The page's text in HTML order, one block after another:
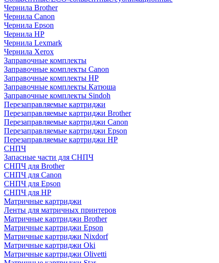
Чернила Brother
Чернила Canon
Чернила Epson
Чернила HP
Чернила Lexmark
Чернила Xerox
Заправочные комплекты
Заправочные комплекты Canon
Заправочные комплекты HP
Заправочные комплекты Катюша
Заправочные комплекты Sindoh
Перезаправляемые картриджи
Перезаправляемые картриджи Brother
Перезаправляемые картриджи Canon
Перезаправляемые картриджи Epson
Перезаправляемые картриджи HP
СНПЧ
Запасные части для СНПЧ
СНПЧ для Brother
СНПЧ для Canon
СНПЧ для Epson
СНПЧ для HP
Матричные картриджи
Ленты для матричных принтеров
Матричные картриджи Brother
Матричные картриджи Epson
Матричные картриджи Nixdorf
Матричные картриджи Oki
Матричные картриджи Olivetti